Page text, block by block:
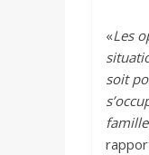
«Les
soit